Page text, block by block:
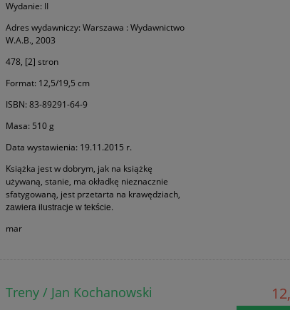
Wydanie: II
Adres wydawniczy: Warszawa : Wydawnictwo
W.A.B., 2003
478, [2] stron
Format: 12,5/19,5 cm
ISBN: 83-89291-64-9
Masa: 510 g
Data wystawienia: 19.11.2015 r.
Książka jest w dobrym, jak na książkę
używaną, stanie, ma okładkę nieznacznie
sfatygowaną, jest przetarta na krawędziach,
zawiera ilustracje w tekście.
mar
Treny / Jan Kochanowski